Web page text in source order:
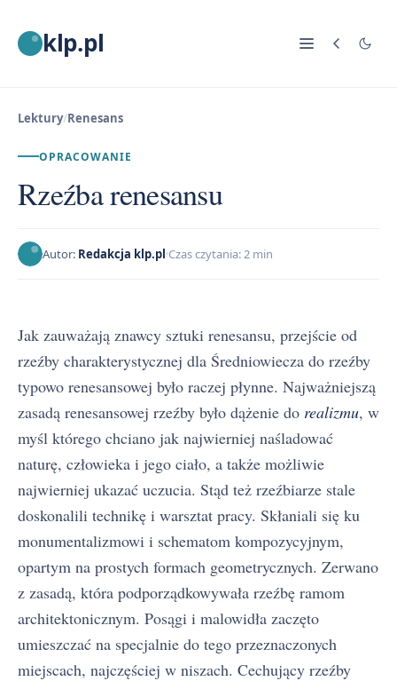
klp.pl
Lektury/Renesans
OPRACOWANIE
Rzeźba renesansu
Autor: Redakcja klp.pl Czas czytania: 2 min
Jak zauważają znawcy sztuki renesansu, przejście od
rzeźby charakterystycznej dla Średniowiecza do rzeźby
typowo renesansowej było raczej płynne. Najważniejszą
zasadą renesansowej rzeźby było dążenie do realizmu, w
myśl którego chciano jak najwierniej naśladować
naturę, człowieka i jego ciało, a także możliwie
najwierniej ukazać uczucia. Stąd też rzeźbiarze stale
doskonalili technikę i warsztat pracy. Skłaniali się ku
monumentalizmowi i schematom kompozycyjnym,
opartym na prostych formach geometrycznych. Zerwano
z zasadą, która podporządkowywała rzeźbę ramom
architektonicznym. Posągi i malowidła zaczęto
umieszczać na specjalnie do tego przeznaczonych
miejscach, najczęściej w niszach. Cechujący rzeźby